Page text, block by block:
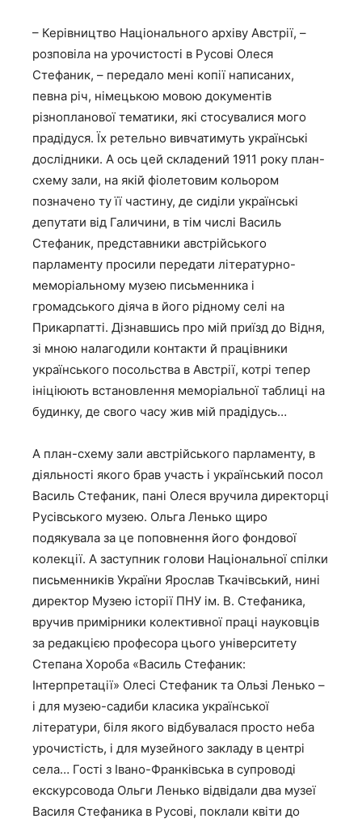
– Керівництво Національного архіву Австрії, –
розповіла на урочистості в Русові Олеся
Стефаник, – передало мені копії написаних,
певна річ, німецькою мовою документів
різнопланової тематики, які стосувалися мого
прадідуся. Їх ретельно вивчатимуть українські
дослідники. А ось цей складений 1911 року план-
схему зали, на якій фіолетовим кольором
позначено ту її частину, де сиділи українські
депутати від Галичини, в тім числі Василь
Стефаник, представники австрійського
парламенту просили передати літературно-
меморіальному музею письменника і
громадського діяча в його рідному селі на
Прикарпатті. Дізнавшись про мій приїзд до Відня,
зі мною налагодили контакти й працівники
українського посольства в Австрії, котрі тепер
ініціюють встановлення меморіальної таблиці на
будинку, де свого часу жив мій прадідусь…
А план-схему зали австрійського парламенту, в
діяльності якого брав участь і український посол
Василь Стефаник, пані Олеся вручила директорці
Русівського музею. Ольга Ленько щиро
подякувала за це поповнення його фондової
колекції. А заступник голови Національної спілки
письменників України Ярослав Ткачівський, нині
директор Музею історії ПНУ ім. В. Стефаника,
вручив примірники колективної праці науковців
за редакцією професора цього університету
Степана Хороба «Василь Стефаник:
Інтерпретації» Олесі Стефаник та Ользі Ленько –
і для музею-садиби класика української
літератури, біля якого відбувалася просто неба
урочистість, і для музейного закладу в центрі
села… Гості з Івано-Франківська в супроводі
екскурсовода Ольги Ленько відвідали два музеї
Василя Стефаника в Русові, поклали квіти до